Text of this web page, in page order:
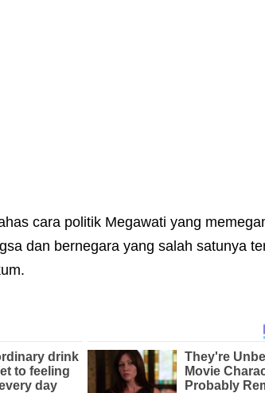
cara politik Megawati yang
dan bernegara yang salah satunya